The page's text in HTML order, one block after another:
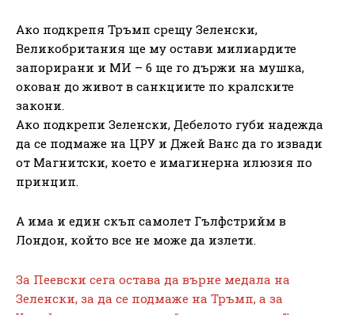
Ако подкрепя Тръмп срещу Зеленски,
Великобритания ще му остави милиардите
запорирани и МИ – 6 ще го държи на мушка,
окован до живот в санкциите по кралските
закони.
Ако подкрепи Зеленски, Дебелото губи надежда
да се подмаже на ЦРУ и Джей Ванс да го извади
от Магнитски, което е имагинерна илюзия по
принцип.
А има и един скъп самолет Гълфстрийм в
Лондон, който все не може да излети.
За Пеевски сега остава да върне медала на
Зеленски, за да се подмаже на Тръмп, а за